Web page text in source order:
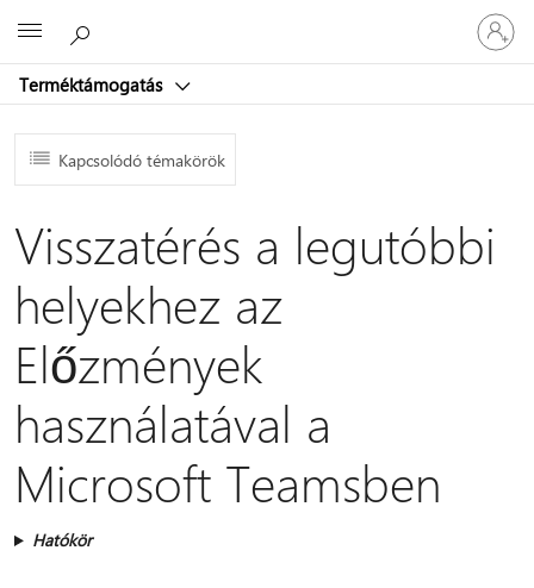
Terméktámogatás
be
a
Kapcsolódó témakörök
Visszatérés a legutóbbi
helyekhez az
Előzmények
használatával a
Microsoft Teamsben
Hatókör